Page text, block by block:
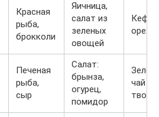
Красная
рыба,
брокколи
Яичница,
салат из
зеленых
овощей
Кефир
орехи
Печеная
рыба,
сыр
Салат:
брынза,
огурец,
помидор
чай и